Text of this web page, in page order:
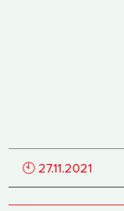
🕙 27.11.2021